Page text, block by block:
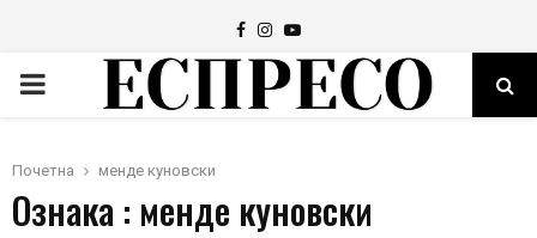
Facebook
Instagram
Youtube
PRIMARY
Почетна менде куновски
Ознака : менде куновски